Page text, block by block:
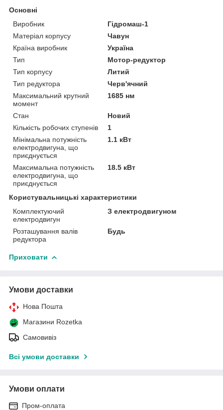
Основні
Виробник
Гідромаш-1
Матеріал корпусу
Чавун
Країна виробник
Україна
Тип
Мотор-редуктор
Тип корпусу
Литий
Тип редуктора
Черв'ячний
Максимальний крутний
момент
1685 нм
Стан
Новий
Кількість робочих ступенів
1
Мінімальна потужність
електродвигуна, що
приєднується
1.1 кВт
Максимальна потужність
електродвигуна, що
приєднується
18.5 кВт
Користувальницькі характеристики
Комплектуючий
електродвигун
З електродвигуном
Розташування валів
редуктора
Будь
Приховати
Умови доставки
Нова Пошта
Магазини Rozetka
Самовивіз
Всі умови доставки
Умови оплати
Пром-оплата